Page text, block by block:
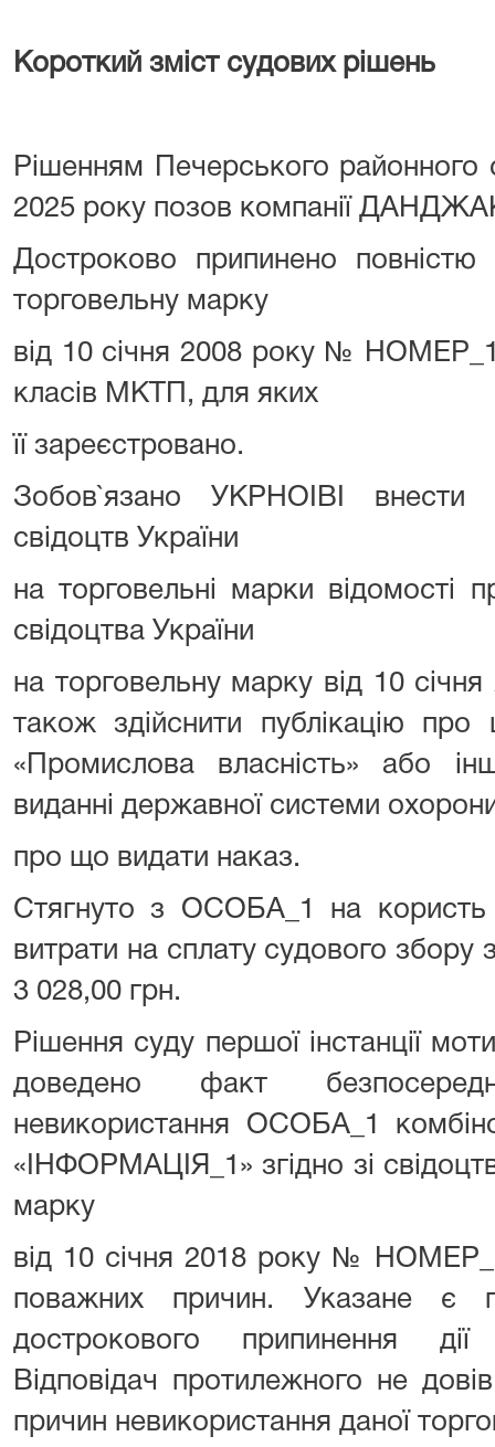
Короткий зміст судових рішень
Рішенням Печерського районного
2025 року позов компанії
Достроково припинено повністю
торговельну марку
від 10 січня 2008 року №
класів МКТП, для яких
її зареєстровано.
Зобов`язано УКРНОІВІ
свідоцтв України
на торговельні марки відомості
свідоцтва України
на торговельну марку від 10
також здійснити публікацію
«Промислова власність» або
виданні державної системи
про що видати наказ.
Стягнуто з ОСОБА_1 на
витрати на сплату судового збору
3 028,00 грн.
Рішення суду першої інстанції
доведено факт
невикористання ОСОБА_1
«ІНФОРМАЦІЯ_1» згідно зі
марку
від 10 січня 2018 року №
поважних причин. Указане є
дострокового припинення дії
Відповідач протилежного не
причин невикористання даної